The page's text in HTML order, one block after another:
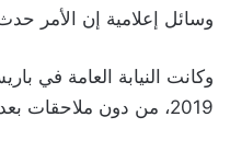
وسائل إعلامية إن الأمر
وكانت النيابة العامة في
2019، من دون ملاحقات بعد تحقيق استمر 9 أشهر.